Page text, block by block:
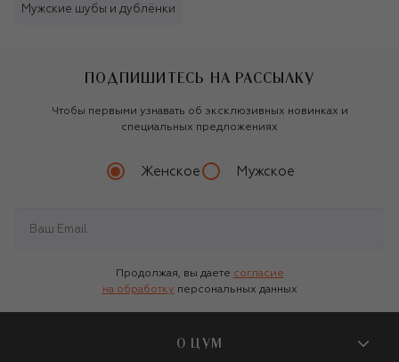
Мужские шубы и дублёнки
ПОДПИШИТЕСЬ НА РАССЫЛКУ
Чтобы первыми узнавать об эксклюзивных новинках и
специальных предложениях
Женское Мужское
Продолжая, вы даете согласие
на обработку персональных данных
О ЦУМ